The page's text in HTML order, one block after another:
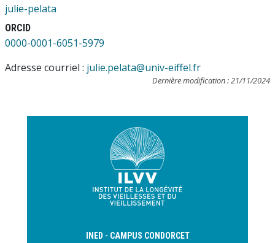
julie-pelata
ORCID
0000-0001-6051-5979
Adresse courriel : julie.pelata@univ-eiffel.fr
Dernière modification : 21/11/2024
INED - CAMPUS CONDORCET